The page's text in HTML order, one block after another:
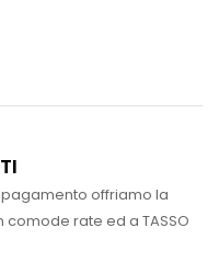
offriamo la
rate ed a TASSO